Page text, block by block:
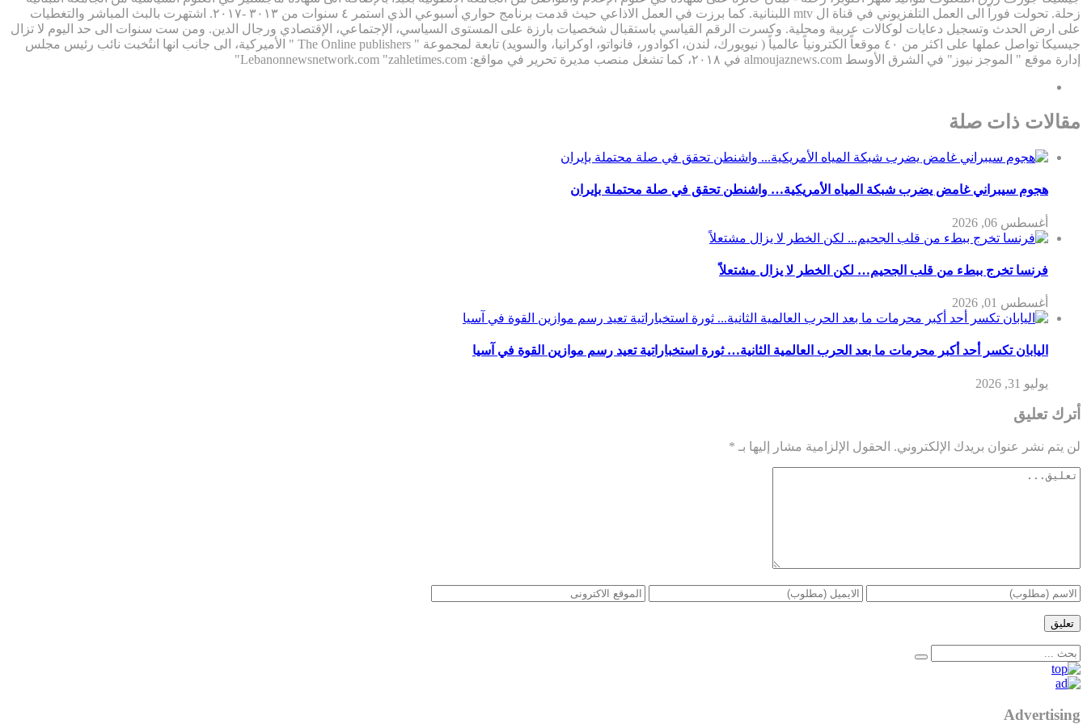
زحلة. تحولت فوراً الى العمل التلفزيوني في قناة ال mtv اللبنانية. كما برزت في العمل الاذاعي حيث قدمت برنامج حواري أسبوعي الذي استمر ٤ سنوات من ٣٠١٣ -٢٠١٧. اشتهرت بالبث المباشر والتغطيات
على ارض الحدث وتسجيل دعايات لوكالات عربية ومحلية. وكسرت الرقم القياسي باستقبال شخصيات بارزة على المستوى السياسي، الإجتماعي، الإقتصادي ورجال الدين. ومن ست سنوات الى حد اليوم لا تزال
جيسيكا تواصل عملها على اكثر من ٤٠ موقعاً الكترونياً عالمياً ( نيويورك، لندن، اكوادور، فانواتو، اوكرانيا، والسويد) تابعة لمجموعة " The Online publishers " الأميركية، الى جانب انها انتُخبت نائب رئيس مجلس
إدارة موقع " الموجز نيوز" في الشرق الأوسط almoujaznews.com في ٢٠١٨، كما تشغل منصب مديرة تحرير في مواقع: Lebanonnewsnetwork.com "zahletimes.com"
مقالات ذات صلة
هجوم سيبراني غامض يضرب شبكة المياه الأمريكية… واشنطن تحقق في صلة محتملة بإيران
أغسطس 06, 2026
فرنسا تخرج ببطء من قلب الجحيم… لكن الخطر لا يزال مشتعلاً
أغسطس 01, 2026
اليابان تكسر أحد أكبر محرمات ما بعد الحرب العالمية الثانية… ثورة استخباراتية تعيد رسم موازين القوة في آسيا
يوليو 31, 2026
أترك تعليق
لن يتم نشر عنوان بريدك الإلكتروني. الحقول الإلزامية مشار إليها بـ *
Advertising